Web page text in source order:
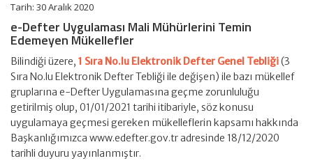
Tarih: 30 Aralık 2020
e-Defter Uygulaması Mali Mühürlerini Temin
Edemeyen Mükellefler
Bilindiği üzere, 1 Sıra No.lu Elektronik Defter Genel Tebliği(3
Sıra No.lu Elektronik Defter Tebliği ile değişen) ile bazı mükellef
gruplarına e-Defter Uygulamasına geçme zorunluluğu
getirilmiş olup, 01/01/2021 tarihi itibariyle, söz konusu
uygulamaya geçmesi gereken mükelleflerin kapsamı hakkında
Başkanlığımızca www.edefter.gov.tr adresinde 18/12/2020
tarihli duyuru yayınlanmıştır.